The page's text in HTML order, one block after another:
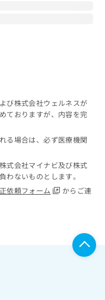
び株式会社ウェルネスが
ておりますが、内容を完
る場合は、必ず医療機関
式会社マイナビ及び株式
わないものとします。
依頼フォーム
からご連